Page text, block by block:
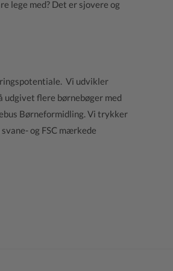
lege med? Det er sjovere og
Vi udvikler
udgivet flere børnebøger med
Børneformidling. Vi trykker
og FSC mærkede